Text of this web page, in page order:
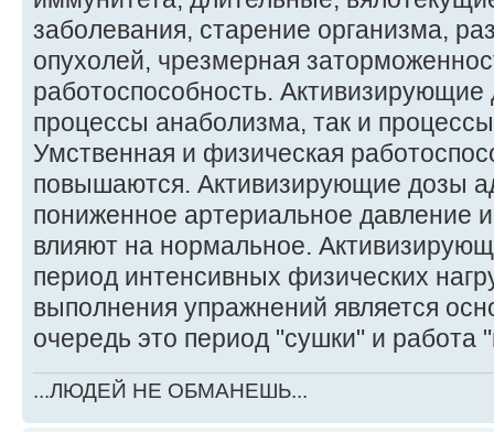
заболевания, старение организма,
опухолей, чрезмерная
работоспособность. Активизирующие
процессы анаболизма, так и
Умственная и физическая
повышаются. Активизирующие дозы
пониженное артериальное давление
влияют на нормальное.
период интенсивных физических
выполнения упражнений является
очередь это период "сушки" и работа
...ЛЮДЕЙ НЕ ОБМАНЕШЬ...